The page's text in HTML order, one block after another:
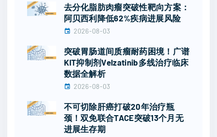
去分化脂肪肉瘤突破性靶向方案：
阿贝西利降低62%疾病进展风险
2026-08-03
突破胃肠道间质瘤耐药困境！广谱
KIT抑制剂Velzatinib多线治疗临床
数据全解析
2026-08-03
不可切除肝癌打破20年治疗瓶
颈！双免联合TACE突破13个月无
进展生存期